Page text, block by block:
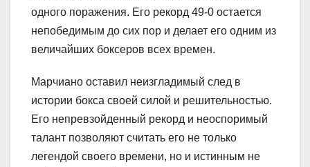
одного поражения. Его рекорд 49-0 остается
непобедимым до сих пор и делает его одним из
величайших боксеров всех времен.
Марчиано оставил неизгладимый след в
истории бокса своей силой и решительностью.
Его непревзойденный рекорд и неоспоримый
талант позволяют считать его не только
легендой своего времени, но и истинным не